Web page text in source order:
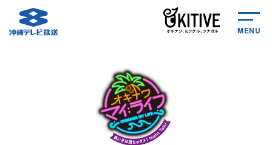
MENU